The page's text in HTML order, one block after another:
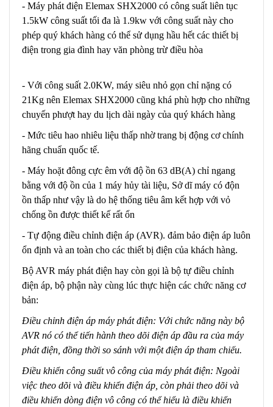
- Máy phát điện Elemax SHX2000 có công suất liên tục
1.5kW công suất tối đa là 1.9kw với công suất này cho
phép quý khách hàng có thể sử dụng hầu hết các thiết bị
điện trong gia đình hay văn phòng trừ điều hòa
- Với công suất 2.0KW, máy siêu nhỏ gọn chỉ nặng có
21Kg nên Elemax SHX2000 cũng khá phù hợp cho những
chuyến phượt hay du lịch dài ngày của quý khách hàng
- Mức tiêu hao nhiêu liệu thấp nhờ trang bị động cơ chính
hãng chuẩn quốc tế.
- Máy hoặt đông cực êm với độ ồn 63 dB(A) chỉ ngang
bằng với độ ồn của 1 máy hủy tài liệu, Sở dĩ máy có độn
ồn thấp như vậy là do hệ thống tiêu âm kết hợp với vỏ
chống ồn được thiết kế rất ổn
- Tự động điều chỉnh điện áp (AVR). đảm bảo điện áp luôn
ổn định và an toàn cho các thiết bị điện của khách hàng.
Bộ AVR máy phát điện hay còn gọi là bộ tự điều chỉnh
điện áp, bộ phận này cùng lúc thực hiện các chức năng cơ
bản:
Điều chỉnh điện áp máy phát điện: Với chức năng này bộ
AVR nó có thể tiến hành theo dõi điện áp đầu ra của máy
phát điện, đồng thời so sánh với một điện áp tham chiếu.
Điều khiển công suất vô công của máy phát điện: Ngoài
việc theo dõi và điều khiển điện áp, còn phải theo dõi và
điều khiển dòng điện vô công có thể hiểu là điều khiển